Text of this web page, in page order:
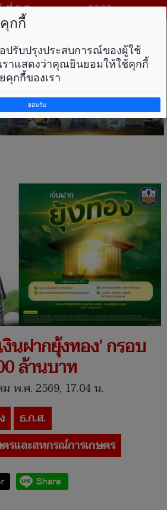
9 สิงหาคม พ.ศ. 2569
งินฝากยุ้งทอง’ กรอบ
ล้านบาท
พ.ศ. 2569, 17.04 น.
ธ.ก.ส.
รและสหกรณ์การเกษตร
กกี้
ปรับปรุงประสบการณ์ของผู้ใช้
ราแสดงว่าคุณยินยอมให้ใช้คุกกี้
กกี้ของเรา
ยอมรับ